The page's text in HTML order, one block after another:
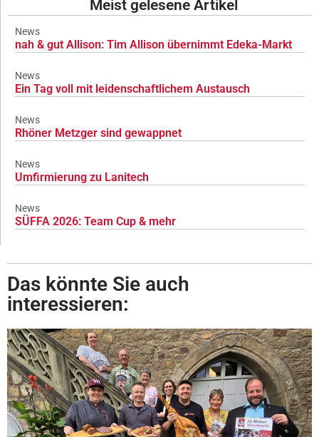
Meist gelesene Artikel
News
nah & gut Allison: Tim Allison übernimmt Edeka-Markt
News
Ein Tag voll mit leidenschaftlichem Austausch
News
Rhöner Metzger sind gewappnet
News
Umfirmierung zu Lanitech
News
SÜFFA 2026: Team Cup & mehr
Das könnte Sie auch
interessieren: